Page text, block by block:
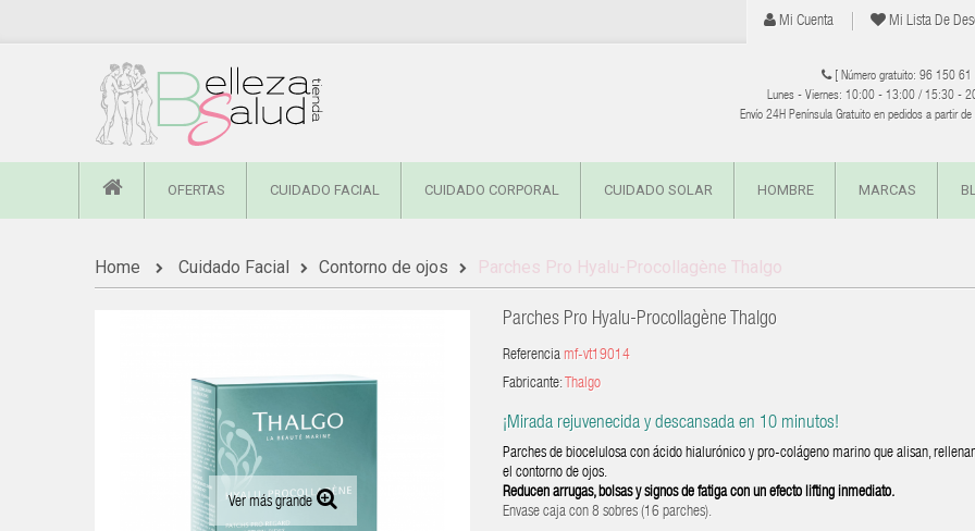
Mi Cuenta Mi Lista De
[ Número gratuito: 96 150 61
Lunes - Viernes: 10:00 - 13:00 / 15:30 -
Envío 24H Península Gratuito en pedidos a partir
OFERTAS CUIDADO FACIAL CUIDADO CORPORAL CUIDADO SOLAR HOMBRE MARCAS
Home Cuidado Facial Contorno de ojos Parches Pro Hyalu-Procollagène Thalgo
Ver más grande
Parches Pro Hyalu-Procollagène Thalgo
Referencia mf-vt19014
Fabricante: Thalgo
¡Mirada rejuvenecida y descansada en 10 minutos!
Parches de biocelulosa con ácido hialurónico y pro-colágeno marino que alisan,
el contorno de ojos.
Reducen arrugas, bolsas y signos de fatiga con un efecto lifting inmediato.
Envase caja con 8 sobres (16 parches).